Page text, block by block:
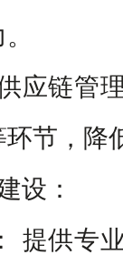
应链管
节，降
设：
提供专